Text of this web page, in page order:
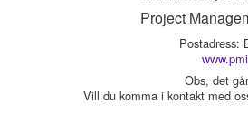
Project
Postadress:
Obs, det
Vill du komma i kontakt med